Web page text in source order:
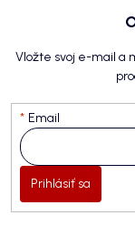
Vložte svoj e-mail a
Email
Prihlásiť sa